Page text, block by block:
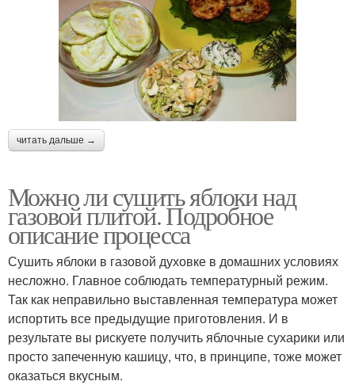
читать дальше →
Можно ли сушить яблоки над
газовой плитой. Подробное
описание процесса
Сушить яблоки в газовой духовке в домашних условиях
несложно. Главное соблюдать температурный режим.
Так как неправильно выставленная температура может
испортить все предыдущие приготовления. И в
результате вы рискуете получить яблочные сухарики или
просто запеченную кашицу, что, в принципе, тоже может
оказаться вкусным.